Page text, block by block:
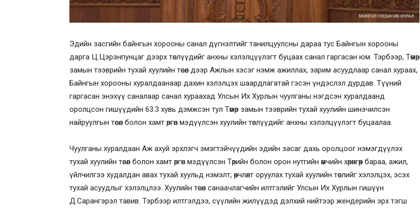
Эдийн засгийн байнгын хорооны санал дүгнэлтийг танилцуулсны дараа тус Байнгын хорооны
дарга Ц.Цэрэнпунцаг дээрх төслүүдийг анхны хэлэлцүүлэгт буцаах санал гаргасан юм. Тэрбээр, Төмөр
замын тээврийн тухай хуулийн төсөл дээр Ажлын хэсэг нэмж ажиллах, зарим асуудлаар санал хураах,
Байнгын хорооны хуралдаанаар дахин хэлэлцэх шаардлагатай гэсэн үндэслэл дурдав. Түүний
гаргасан энэхүү саналаар санал хураахад Улсын Их Хурлын чуулганы нэгдсэн хуралдаанд
оролцсон гишүүдийн 63.3 хувь дэмжсэн тул Төмөр замын тээврийн тухай хуулийн шинэчилсэн
найруулгын төсөл болон хамт өргөн мэдүүлсэн хуулийн төслүүдийг анхны хэлэлцүүлэгт буцаалаа.
Чуулганы хуралдаан Аж ахуй эрхлэгч эмэгтэйчүүдийн эдийн засаг дахь оролцоог нэмэгдүүлэх
тухай хуулийн төсөл болон хамт өргөн мэдүүлсэн Төрийн болон орон нутгийн өмчийн хөрөнгөөр бараа, ажил,
үйлчилгээ худалдан авах тухай хуульд нэмэлт, өөрчлөлт оруулах тухай хуулийн төслийг хэлэлцэх, эсэх
тухай асуудлыг хэлэлцлээ. Хуулийн төсөл санаачлагчийн илтгэлийг Улсын Их Хурлын гишүүн
Д.Сарангэрэл тавив. Тэрбээр илтгэлдээ, сүүлийн жилүүдэд дэлхий нийтээр жендерийн эрх тэгш